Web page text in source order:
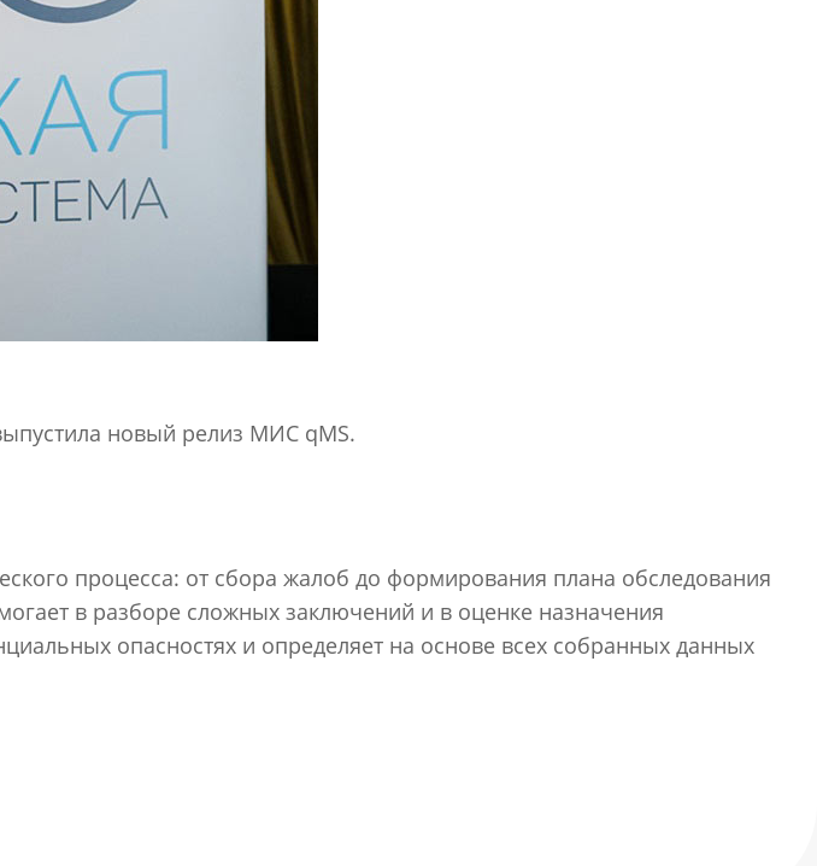
новый релиз МИС qMS.
процесса: от сбора жалоб до формирования плана обследования
в разборе сложных заключений и в оценке назначения
опасностях и определяет на основе всех собранных данных